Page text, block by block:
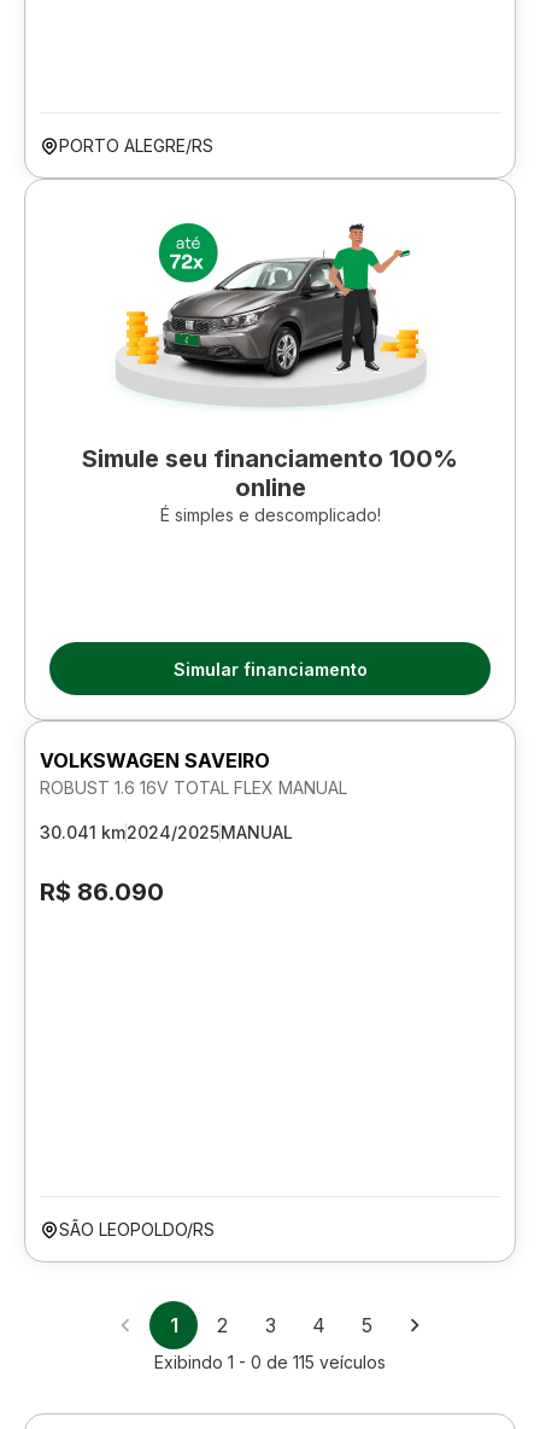
PORTO ALEGRE/RS
Simule seu financiamento 100%
online
É simples e descomplicado!
Simular financiamento
VOLKSWAGEN SAVEIRO
ROBUST 1.6 16V TOTAL FLEX MANUAL
30.041 km2024/2025MANUAL
R$ 86.090
SÃO LEOPOLDO/RS
1 2 3 4 5
Exibindo 1 - 0 de 115 veículos